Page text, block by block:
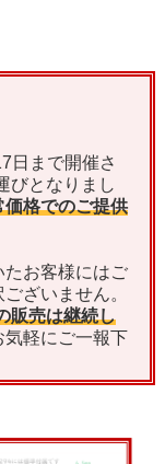
日まで開催さ
びとなりまし
格でのご提供
たお客様にはご
ざいません。
販売は継続し
軽にご一報下